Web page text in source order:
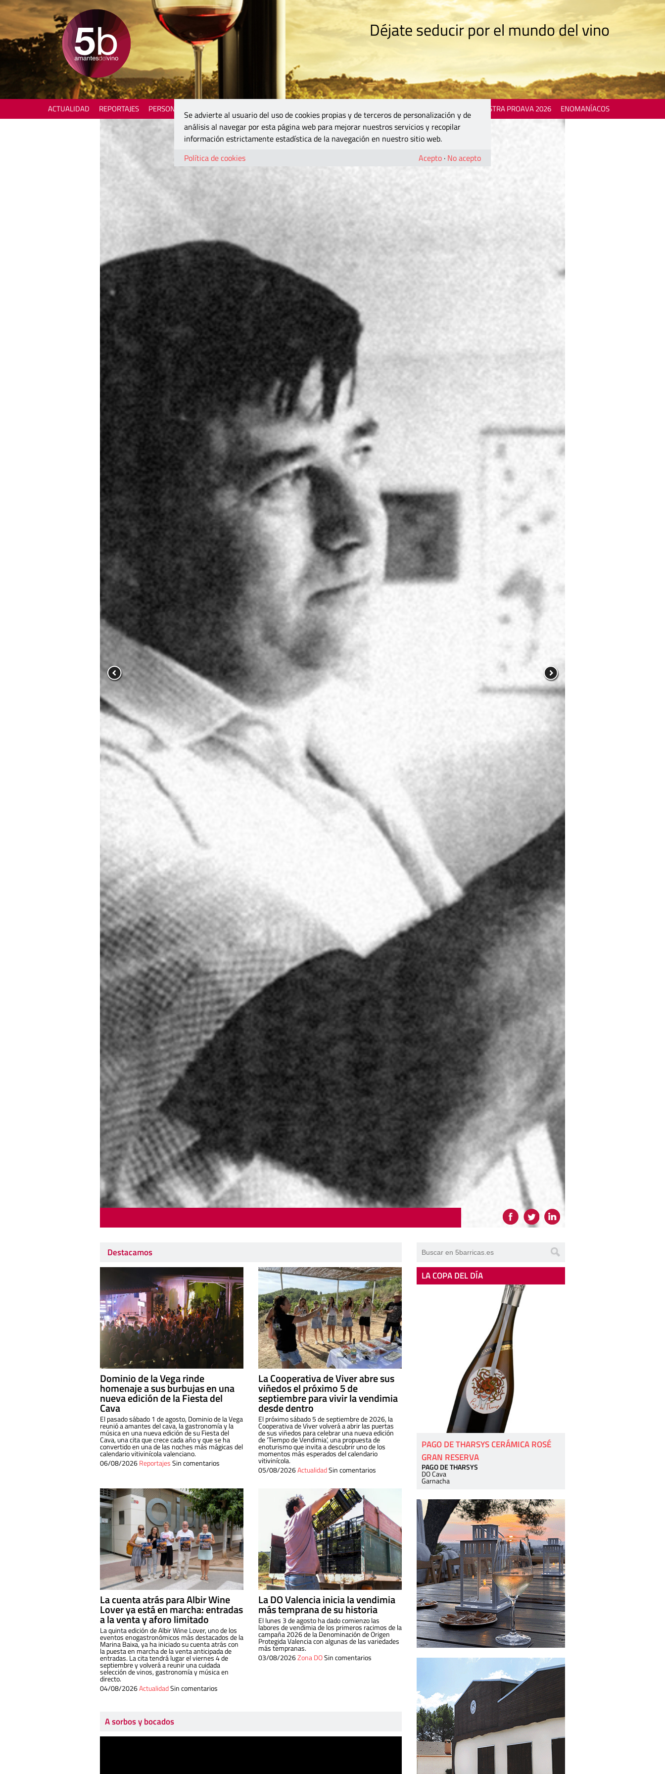
Déjate seducir por el mundo del vino
ACTUALIDAD REPORTAJES PERSONAJES MOSTRA PROAVA 2026 ENOMANÍACOS
Destacamos
Dominio de la Vega rinde
homenaje a sus burbujas en una
nueva edición de la Fiesta del
Cava
El pasado sábado 1 de agosto, Dominio de la Vega
reunió a amantes del cava, la gastronomía y la
música en una nueva edición de su Fiesta del
Cava, una cita que crece cada año y que se ha
convertido en una de las noches más mágicas del
calendario vitivinícola valenciano.
06/08/2026ReportajesSin comentarios
La Cooperativa de Viver abre sus
viñedos el próximo 5 de
septiembre para vivir la vendimia
desde dentro
El próximo sábado 5 de septiembre de 2026, la
Cooperativa de Viver volverá a abrir las puertas
de sus viñedos para celebrar una nueva edición
de ‘Tiempo de Vendimia’, una propuesta de
enoturismo que invita a descubrir uno de los
momentos más esperados del calendario
vitivinícola.
05/08/2026ActualidadSin comentarios
La cuenta atrás para Albir Wine
Lover ya está en marcha: entradas
a la venta y aforo limitado
La quinta edición de Albir Wine Lover, uno de los
eventos enogastronómicos más destacados de la
Marina Baixa, ya ha iniciado su cuenta atrás con
la puesta en marcha de la venta anticipada de
entradas. La cita tendrá lugar el viernes 4 de
septiembre y volverá a reunir una cuidada
selección de vinos, gastronomía y música en
directo.
04/08/2026ActualidadSin comentarios
La DO Valencia inicia la vendimia
más temprana de su historia
El lunes 3 de agosto ha dado comienzo las
labores de vendimia de los primeros racimos de la
campaña 2026 de la Denominación de Origen
Protegida Valencia con algunas de las variedades
más tempranas.
03/08/2026Zona DOSin comentarios
A sorbos y bocados
LA COPA DEL DÍA
PAGO DE THARSYS CERÁMICA ROSÉ
GRAN RESERVA
PAGO DE THARSYS
DO Cava
Garnacha
Se advierte al usuario del uso de cookies propias y de terceros de personalización y de
análisis al navegar por esta página web para mejorar nuestros servicios y recopilar
información estrictamente estadística de la navegación en nuestro sitio web.
Política de cookies
Acepto · No acepto